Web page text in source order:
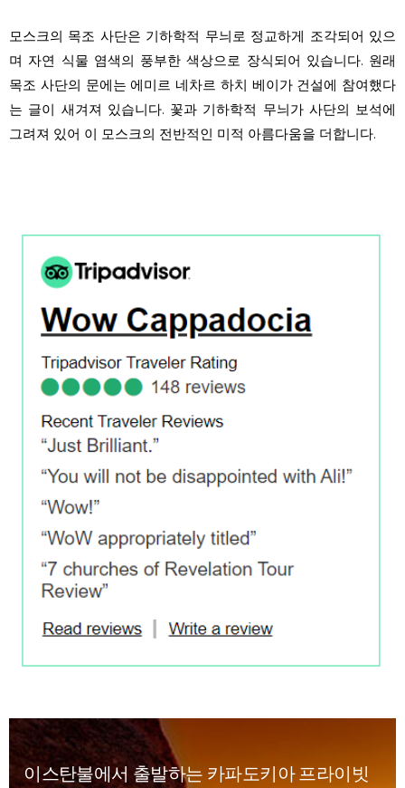
모스크의 목조 사단은 기하학적 무늬로 정교하게 조각되어 있으
며 자연 식물 염색의 풍부한 색상으로 장식되어 있습니다. 원래
목조 사단의 문에는 에미르 네차르 하치 베이가 건설에 참여했다
는 글이 새겨져 있습니다. 꽃과 기하학적 무늬가 사단의 보석에
그려져 있어 이 모스크의 전반적인 미적 아름다움을 더합니다.
이스탄불에서 출발하는 카파도키아 프라이빗